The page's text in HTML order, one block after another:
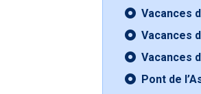
Vacances
Vacances
Vacances
Pont de